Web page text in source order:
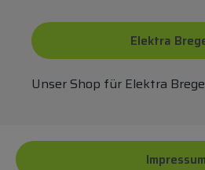
Elektra
Unser Shop für Elektra
Impressum